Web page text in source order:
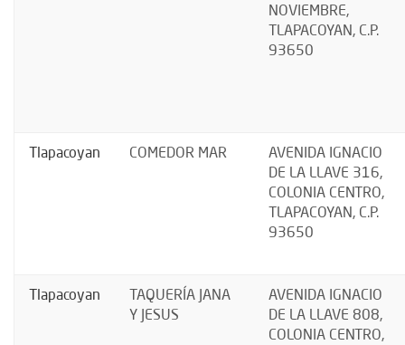
NOVIEMBRE,
TLAPACOYAN, C.P.
93650
Tlapacoyan COMEDOR MAR
AVENIDA IGNACIO
DE LA LLAVE 316,
COLONIA CENTRO,
TLAPACOYAN, C.P.
93650
Tlapacoyan
TAQUERÍA JANA
Y JESUS
AVENIDA IGNACIO
DE LA LLAVE 808,
COLONIA CENTRO,